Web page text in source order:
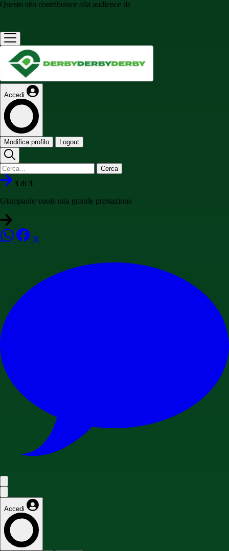
Questo sito contribuisce alla audience de
Accedi
Modifica profilo Logout
Cerca
3 di 3
Giampaolo vuole una grande prestazione
Accedi